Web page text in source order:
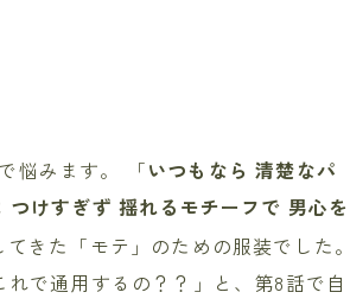
悩みます。 「いつもなら 清楚なパ
つけすぎず 揺れるモチーフで 男心を
きた「モテ」のための服装でした。
で通用するの？？」と、第8話で自